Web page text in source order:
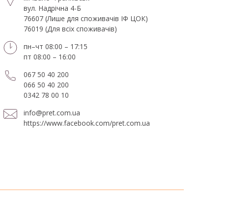
вул. Надрічна 4-Б
76607 (Лише для споживачів ІФ ЦОК)
76019 (Для всіх споживачів)
пн–чт 08:00 – 17:15
пт 08:00 – 16:00
067 50 40 200
066 50 40 200
0342 78 00 10
info@pret.com.ua
https://www.facebook.com/pret.com.ua